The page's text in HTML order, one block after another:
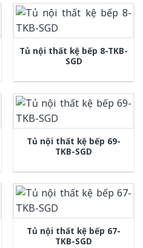
Tủ nội thất kệ bếp 8-TKB-
SGD
Tủ nội thất kệ bếp 69-
TKB-SGD
Tủ nội thất kệ bếp 67-
TKB-SGD